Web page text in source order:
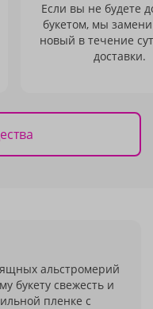
Если вы не будете
букетом, мы
новый в течение
доставки.
альстромерий
букету свежесть и
пленке с